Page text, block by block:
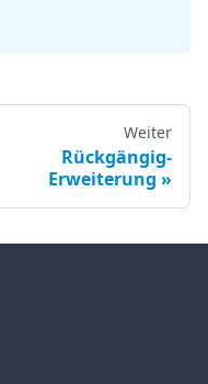
Weiter
Rückgängig-
Erweiterung